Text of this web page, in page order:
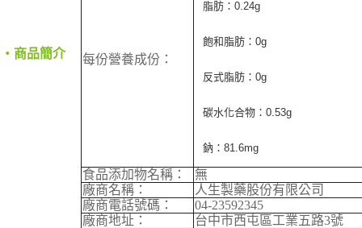
「AFTEE先享後付」，若未經同意申辦者引起之損失，本公司不負相關責
任。
４．使用「AFTEE先享後付」時，將依據個別帳號之用戶狀況，依本公司即
時審查核予不同之上限額度；若仍有額度不足之情形，本公司將視審查結果
５．嚴禁一人註冊多個帳號或使用他人資訊註冊。若發現惡意使用之情形，
‧商品簡介 每份營養成份：
脂肪：0.24g
飽和脂肪：0g
反式脂肪：0g
碳水化合物：0.53g
鈉：81.6mg
食品添加物名稱：
無
廠商名稱：
人生製藥股份有限公司
廠商電話號碼：
04-23592345
廠商地址：
台中市西屯區工業五路3號